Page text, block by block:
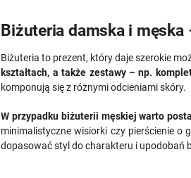
Biżuteria damska i
Biżuteria to prezent, który daje szerokie
kształtach, a także zestawy – np.
komponują się z różnymi odcieniami skóry.
W przypadku biżuterii męskiej warto
minimalistyczne wisiorki czy pierścienie o
dopasować styl do charakteru i upodobań